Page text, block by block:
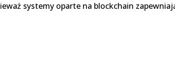
systemy oparte na blockchain